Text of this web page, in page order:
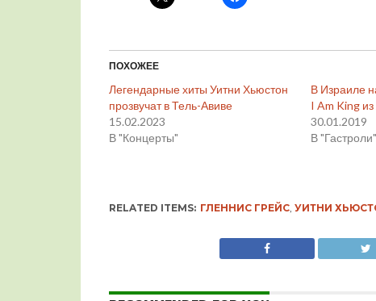
ПОХОЖЕЕ
Легендарные хиты Уитни Хьюстон
прозвучат в Тель-Авиве
15.02.2023
В "Концерты"
В Израиле
I Am King
30.01.2019
В "Гастроли"
RELATED ITEMS: ГЛЕННИС ГРЕЙС, УИТНИ